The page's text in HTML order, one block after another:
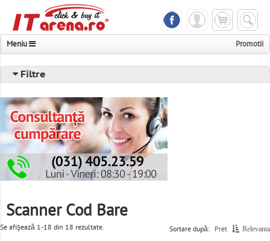
Meniu Promotii
Componente & Periferice
PC, Servere & UPS
Foto, Video & Multimedia
Imprimante, Scanere & Consumabile
Console & Jocuri
Filtre
Scanner Cod Bare
Se afişează 1-18 din 18 rezultate. Sortare după: Pret Relevanta